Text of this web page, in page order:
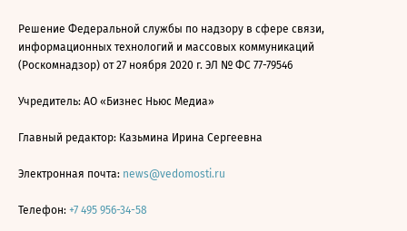
Решение Федеральной службы по надзору в сфере связи,
информационных технологий и массовых коммуникаций
(Роскомнадзор) от 27 ноября 2020 г. ЭЛ № ФС 77-79546
Учредитель: АО «Бизнес Ньюс Медиа»
Главный редактор: Казьмина Ирина Сергеевна
Электронная почта: news@vedomosti.ru
Телефон: +7 495 956-34-58